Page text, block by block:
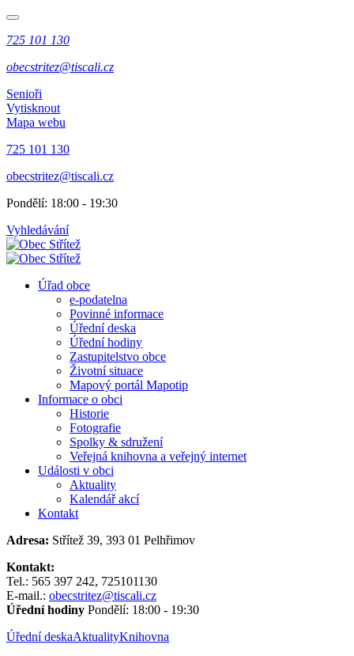
725 101 130
obecstritez@tiscali.cz
Senioři
Vytisknout
Mapa webu
725 101 130
obecstritez@tiscali.cz
Pondělí: 18:00 - 19:30
Vyhledávání
Úřad obce
e-podatelna
Povinné informace
Úřední deska
Úřední hodiny
Zastupitelstvo obce
Životní situace
Mapový portál Mapotip
Informace o obci
Historie
Fotografie
Spolky & sdružení
Veřejná knihovna a veřejný internet
Události v obci
Aktuality
Kalendář akcí
Kontakt
Adresa: Střítež 39, 393 01 Pelhřimov
Kontakt:
Tel.: 565 397 242, 725101130
E-mail.: obecstritez@tiscali.cz
Úřední hodiny Pondělí: 18:00 - 19:30
Úřední deskaAktualityKnihovna